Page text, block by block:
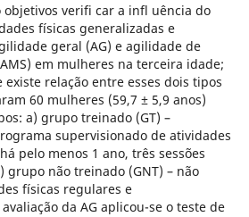
objetivos verifi car a infl uência do
físicas generalizadas e
geral (AG) e agilidade de
em mulheres na terceira idade;
existe relação entre esses dois tipos
60 mulheres (59,7 ± 5,9 anos)
a) grupo treinado (GT) –
supervisionado de atividades
pelo menos 1 ano, três sessões
grupo não treinado (GNT) – não
físicas regulares e
da AG aplicou-se o teste de